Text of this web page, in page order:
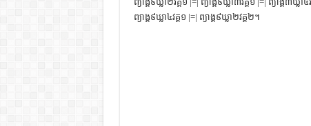
ព្យាង្គ៩ឃ្លា៤វគ្គ១ |=| ព្យាង្គ៩ឃ្លា២វគ្គ២។